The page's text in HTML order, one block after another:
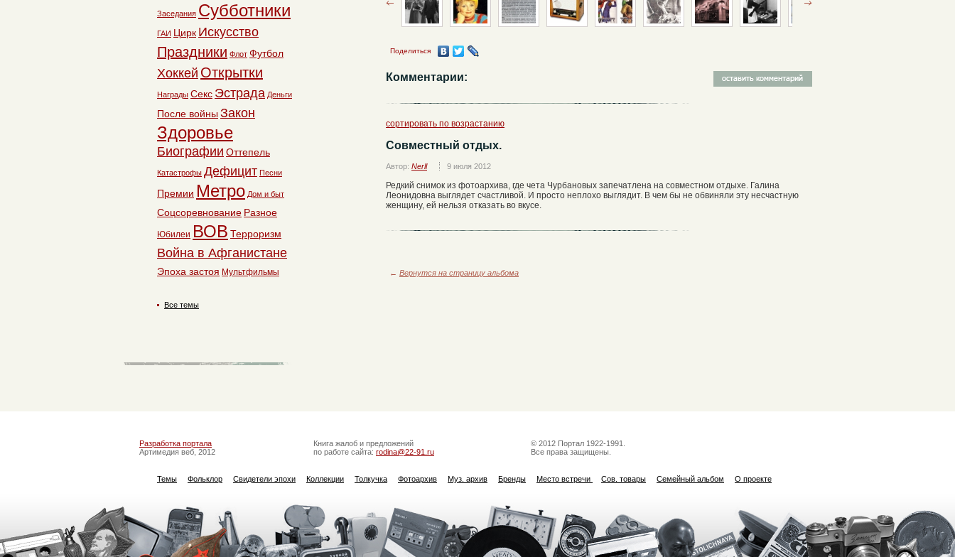
Поделиться
Комментарии:
сортировать по возрастанию
Совместный отдых.
Автор: Nerll 9 июля 2012
Редкий снимок из фотоархива, где чета Чурбановых запечатлена на совместном отдыхе. Галина
Леонидовна выглядет счастливой. И просто неплохо выглядит. В чем бы не обвиняли эту несчастную
женщину, ей нельзя отказать во вкусе.
← Вернутся на страницу альбома
Заседания Субботники
ГАИ Цирк Искусство
Праздники Флот Футбол
Хоккей Открытки
Награды Секс Эстрада Деньги
После войны Закон
Здоровье
Биографии Оттепель
Катастрофы Дефицит Песни
Премии Метро Дом и быт
Соцсоревнование Разное
Юбилеи ВОВ Терроризм
Война в Афганистане
Эпоха застоя Мультфильмы
Все темы
Разработка портала
Артимедия веб, 2012
Книга жалоб и предложений
по работе сайта: rodina@22-91.ru
© 2012 Портал 1922-1991.
Все права защищены.
Темы Фольклор Свидетели эпохи Коллекции Толкучка Фотоархив Муз. архив Бренды Место встречи Сов. товары Семейный альбом О проекте